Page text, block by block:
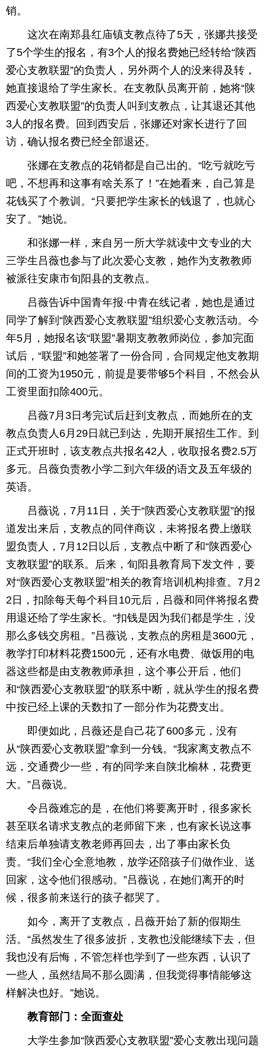
销。
这次在南郑县红庙镇支教点待了5天，张娜共接受
了5个学生的报名，有3个人的报名费她已经转给“陕西
爱心支教联盟”的负责人，另外两个人的没来得及转，
她直接退给了学生家长。在支教队员离开前，她将“陕
西爱心支教联盟”的负责人叫到支教点，让其退还其他
3人的报名费。回到西安后，张娜还对家长进行了回
访，确认报名费已经全部退还。
张娜在支教点的花销都是自己出的。“吃亏就吃亏
吧，不想再和这事有啥关系了！”在她看来，自己算是
花钱买了个教训。“只要把学生家长的钱退了，也就心
安了。”她说。
和张娜一样，来自另一所大学就读中文专业的大
三学生吕薇也参与了此次爱心支教，她作为支教教师
被派往安康市旬阳县的支教点。
吕薇告诉中国青年报·中青在线记者，她也是通过
同学了解到“陕西爱心支教联盟”组织爱心支教活动。今
年5月，她报名该“联盟”暑期支教教师岗位，参加完面
试后，“联盟”和她签署了一份合同，合同规定他支教期
间的工资为1950元，前提是要带够5个科目，不然会从
工资里面扣除400元。
吕薇7月3日考完试后赶到支教点，而她所在的支
教点负责人6月29日就已到达，先期开展招生工作。到
正式开班时，该支教点共报名42人，收取报名费2.5万
多元。吕薇负责教小学二到六年级的语文及五年级的
英语。
吕薇说，7月11日，关于“陕西爱心支教联盟”的报
道发出来后，支教点的同伴商议，未将报名费上缴联
盟负责人，7月12日以后，支教点中断了和“陕西爱心
支教联盟”的联系。后来，旬阳县教育局下发文件，要
对“陕西爱心支教联盟”相关的教育培训机构排查。7月2
2日，扣除每天每个科目10元后，吕薇和同伴将报名费
用退还给了学生家长。“扣钱是因为我们都是学生，没
那么多钱交房租。”吕薇说，支教点的房租是3600元，
教学打印材料花费1500元，还有水电费、做饭用的电
器这些都是由支教教师承担，这个事公开后，他们
和“陕西爱心支教联盟”的联系中断，就从学生的报名费
中按已经上课的天数扣了一部分作为花费支出。
即便如此，吕薇还是自己花了600多元，没有
从“陕西爱心支教联盟”拿到一分钱。“我家离支教点不
远，交通费少一些，有的同学来自陕北榆林，花费更
大。”吕薇说。
令吕薇难忘的是，在他们将要离开时，很多家长
甚至联名请求支教点的老师留下来，也有家长说这事
结束后单独请支教老师再回去，出了事由家长负
责。“我们全心全意地教，放学还陪孩子们做作业、送
回家，这令他们很感动。”吕薇说，在她们离开的时
候，很多前来送行的孩子都哭了。
如今，离开了支教点，吕薇开始了新的假期生
活。“虽然发生了很多波折，支教也没能继续下去，但
我也没有后悔，不管怎样也学到了一些东西，认识了
一些人，虽然结局不那么圆满，但我觉得事情能够这
样解决也好。”她说。
教育部门：全面查处
大学生参加“陕西爱心支教联盟”爱心支教出现问题